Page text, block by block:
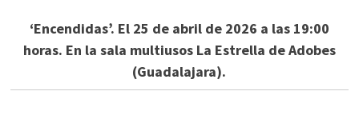
‘Encendidas’. El 25 de abril de 2026 a las 19:00
horas. En la sala multiusos La Estrella de Adobes
(Guadalajara).